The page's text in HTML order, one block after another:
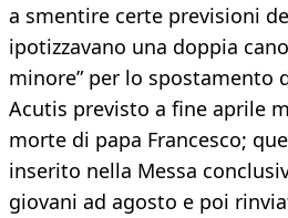
a smentire certe previsioni
ipotizzavano una doppia
minore” per lo spostamento
Acutis previsto a fine aprile
morte di papa Francesco;
inserito nella Messa
giovani ad agosto e poi